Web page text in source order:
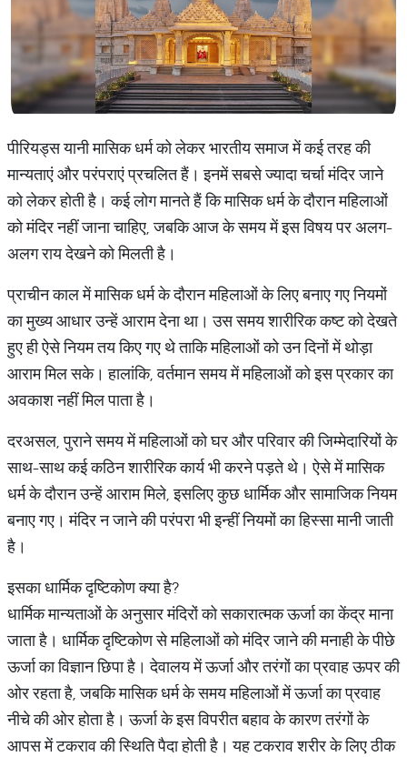
पीरियड्स यानी मासिक धर्म को लेकर भारतीय समाज में कई तरह की
मान्यताएं और परंपराएं प्रचलित हैं। इनमें सबसे ज्यादा चर्चा मंदिर जाने
को लेकर होती है। कई लोग मानते हैं कि मासिक धर्म के दौरान महिलाओं
को मंदिर नहीं जाना चाहिए, जबकि आज के समय में इस विषय पर अलग-
अलग राय देखने को मिलती है।
प्राचीन काल में मासिक धर्म के दौरान महिलाओं के लिए बनाए गए नियमों
का मुख्य आधार उन्हें आराम देना था। उस समय शारीरिक कष्ट को देखते
हुए ही ऐसे नियम तय किए गए थे ताकि महिलाओं को उन दिनों में थोड़ा
आराम मिल सके। हालांकि, वर्तमान समय में महिलाओं को इस प्रकार का
अवकाश नहीं मिल पाता है।
दरअसल, पुराने समय में महिलाओं को घर और परिवार की जिम्मेदारियों के
साथ-साथ कई कठिन शारीरिक कार्य भी करने पड़ते थे। ऐसे में मासिक
धर्म के दौरान उन्हें आराम मिले, इसलिए कुछ धार्मिक और सामाजिक नियम
बनाए गए। मंदिर न जाने की परंपरा भी इन्हीं नियमों का हिस्सा मानी जाती
है।
इसका धार्मिक दृष्टिकोण क्या है?
धार्मिक मान्यताओं के अनुसार मंदिरों को सकारात्मक ऊर्जा का केंद्र माना
जाता है। धार्मिक दृष्टिकोण से महिलाओं को मंदिर जाने की मनाही के पीछे
ऊर्जा का विज्ञान छिपा है। देवालय में ऊर्जा और तरंगों का प्रवाह ऊपर की
ओर रहता है, जबकि मासिक धर्म के समय महिलाओं में ऊर्जा का प्रवाह
नीचे की ओर होता है। ऊर्जा के इस विपरीत बहाव के कारण तरंगों के
आपस में टकराव की स्थिति पैदा होती है। यह टकराव शरीर के लिए ठीक